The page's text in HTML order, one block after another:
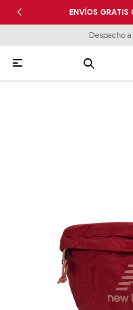
ENVÍOS GRATIS
Despacho
